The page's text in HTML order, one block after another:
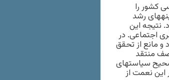
کشور را
رشد
نتیجه این
اجتماعی. در
و مانع از تحقق
منتقد
سیاست‏های
نعمت از